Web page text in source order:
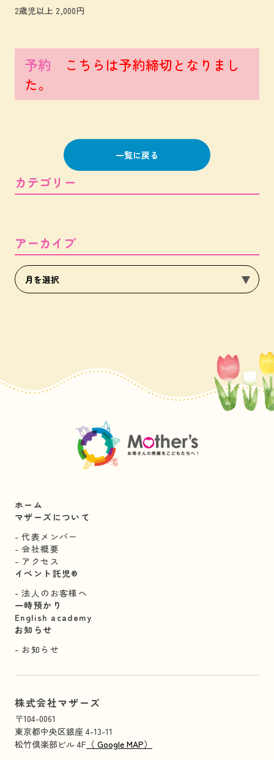
2歳児以上 2,000円
予約
こちらは予約締切となりまし
た。
一覧に戻る
カテゴリー
アーカイブ
ホーム
マザーズについて
代表メンバー
会社概要
アクセス
イベント託児®︎
法人のお客様へ
一時預かり
English academy
お知らせ
お知らせ
株式会社マザーズ
〒104-0061
東京都中央区銀座 4-13-11
松竹倶楽部ビル 4F （ Google MAP）